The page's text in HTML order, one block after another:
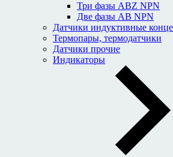
Три фазы ABZ NPN
Две фазы AB NPN
Датчики индуктивные
Термопары, термодатчики
Датчики прочие
Индикаторы